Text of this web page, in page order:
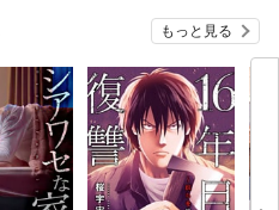
『
（
もっと見る